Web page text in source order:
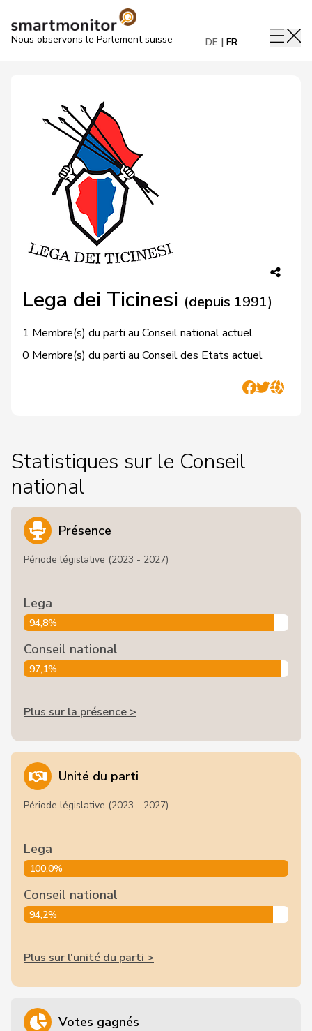
Nous observons le Parlement suisse DE FR
Lega dei Ticinesi (depuis 1991)
1 Membre(s) du parti au Conseil national actuel
0 Membre(s) du parti au Conseil des Etats actuel
Statistiques sur le Conseil
national
Présence
Période législative (2023 - 2027)
Lega
94,8%
Conseil national
97,1%
Plus sur la présence >
Unité du parti
Période législative (2023 - 2027)
Lega
100,0%
Conseil national
94,2%
Plus sur l'unité du parti >
Votes gagnés